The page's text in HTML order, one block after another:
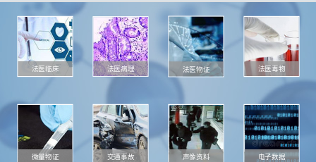
法医临床 法医病理 法医物证 法医毒物
微量物证 交通事故 声像资料 电子数据